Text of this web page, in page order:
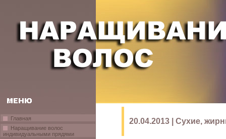
Главная
Наращивание волос
индивидуальными прядями
20.04.2013 | Сухие,